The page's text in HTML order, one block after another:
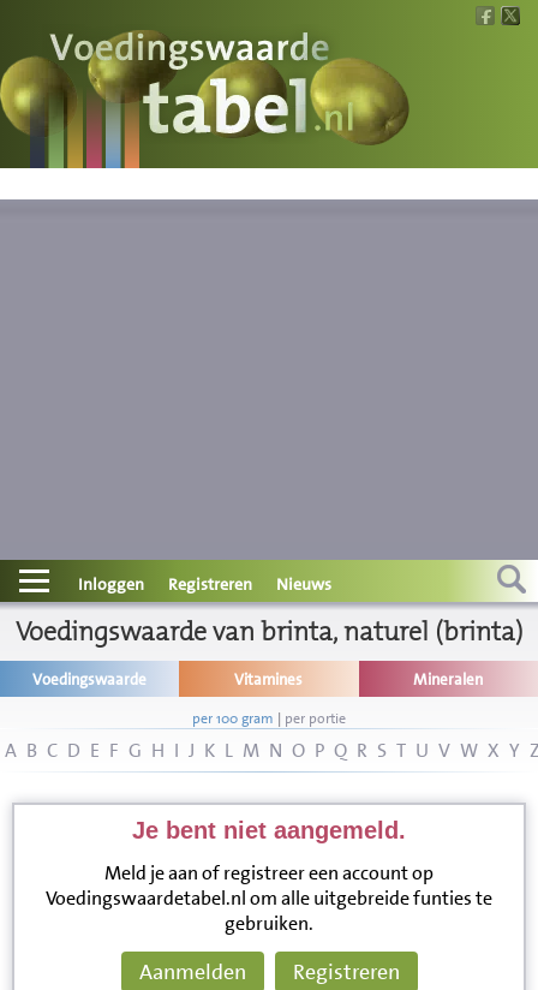
Voedingswaarde
Wat is wat?
Contact
Informatie
Disclaimer
Inloggen Registreren Nieuws
Voedingswaarde van brinta, naturel (brinta)
Voedingswaarde Vitamines Mineralen
per 100 gram | per portie
A B C D E F G H I J K L M N O P Q R S T U V W X Y
Je bent niet aangemeld.
Meld je aan of registreer een account op
Voedingswaardetabel.nl om alle uitgebreide funties te
gebruiken.
Aanmelden Registreren